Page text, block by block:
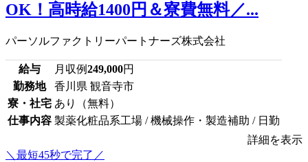
OK！高時給1400円＆寮費無料／...
パーソルファクトリーパートナーズ株式会社
給与 月収例249,000円
勤務地
香川県 観音寺市
寮・社宅 あり（無料）
仕事内容 製薬化粧品系工場 / 機械操作・製造補助 / 日勤
詳細を表示
＼最短45秒で完了／